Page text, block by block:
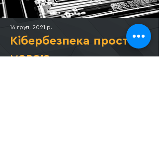
16 груд. 2021 р.
Кібербезпека простою
мовою